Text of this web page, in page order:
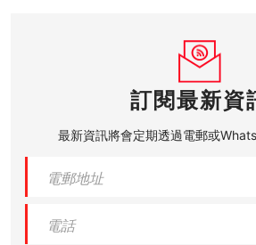
訂閱最新資
最新資訊將會定期透過電郵或